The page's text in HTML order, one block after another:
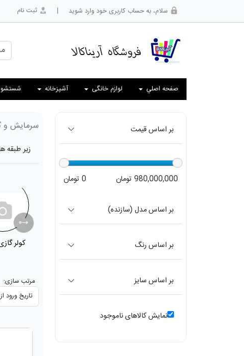
سلام، به حساب کاربری خود وارد شوید | ثبت نام
صفحه اصلي لوازم خانگی آشپزخانه شستشو
بر اساس قیمت
980,000,000 تومان 0 تومان
بر اساس مدل (سازنده)
بر اساس رنگ
بر اساس سایز
نمایش کالاهای ناموجود
سرمایش و
زیر طبقه
کولر
مرتب سازی: